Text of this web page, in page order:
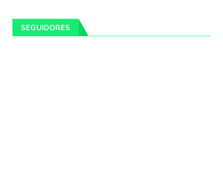
Pintores da Temática Gauchesca - parte
SEGUIDORES